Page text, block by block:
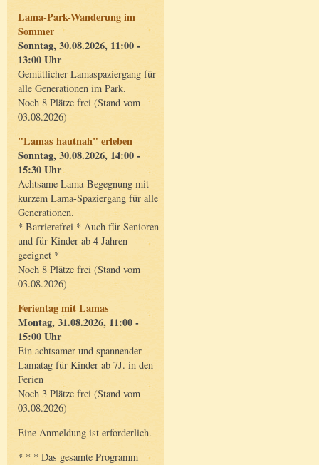
Lama-Park-Wanderung im
Sommer
Sonntag, 30.08.2026, 11:00 -
13:00 Uhr
Gemütlicher Lamaspaziergang für
alle Generationen im Park.
Noch 8 Plätze frei (Stand vom
03.08.2026)
"Lamas hautnah" erleben
Sonntag, 30.08.2026, 14:00 -
15:30 Uhr
Achtsame Lama-Begegnung mit
kurzem Lama-Spaziergang für alle
Generationen.
* Barrierefrei * Auch für Senioren
und für Kinder ab 4 Jahren
geeignet *
Noch 8 Plätze frei (Stand vom
03.08.2026)
Ferientag mit Lamas
Montag, 31.08.2026, 11:00 -
15:00 Uhr
Ein achtsamer und spannender
Lamatag für Kinder ab 7J. in den
Ferien
Noch 3 Plätze frei (Stand vom
03.08.2026)
Eine Anmeldung ist erforderlich.
* * * Das gesamte Programm